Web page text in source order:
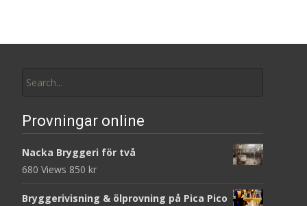
for:
Provningar online
Nacka Bryggeri för två
680 Views 850 kr
Bryggerivisning & ölprovning på Pica Pico